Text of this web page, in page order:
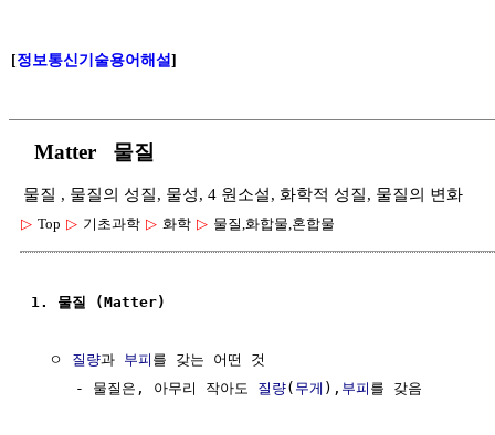
[정보통신기술용어해설]
Matter 물질
물질 , 물질의 성질, 물성, 4 원소설, 화학적 성질, 물질의 변화
▷ Top ▷ 기초과학 ▷ 화학 ▷ 물질,화합물,혼합물
1. 물질 (Matter)
  ㅇ
질량과 부피 를 갖는 어떤 것
     - 물질은, 아무리 작아도
질량( 무게 ), 부피 를 갖음